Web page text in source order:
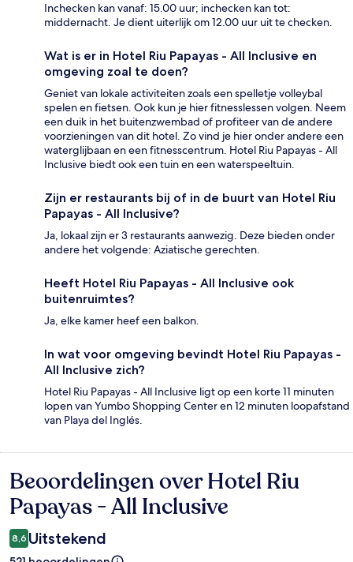
Inchecken kan vanaf: 15.00 uur; inchecken kan tot:
middernacht. Je dient uiterlijk om 12.00 uur uit te checken.
Wat is er in Hotel Riu Papayas - All Inclusive en
omgeving zoal te doen?
Geniet van lokale activiteiten zoals een spelletje volleybal
spelen en fietsen. Ook kun je hier fitnesslessen volgen. Neem
een duik in het buitenzwembad of profiteer van de andere
voorzieningen van dit hotel. Zo vind je hier onder andere een
waterglijbaan en een fitnesscentrum. Hotel Riu Papayas - All
Inclusive biedt ook een tuin en een waterspeeltuin.
Zijn er restaurants bij of in de buurt van Hotel Riu
Papayas - All Inclusive?
Ja, lokaal zijn er 3 restaurants aanwezig. Deze bieden onder
andere het volgende: Aziatische gerechten.
Heeft Hotel Riu Papayas - All Inclusive ook
buitenruimtes?
Ja, elke kamer heef een balkon.
In wat voor omgeving bevindt Hotel Riu Papayas -
All Inclusive zich?
Hotel Riu Papayas - All Inclusive ligt op een korte 11 minuten
lopen van Yumbo Shopping Center en 12 minuten loopafstand
van Playa del Inglés.
Beoordelingen
Beoordelingen over Hotel Riu
Papayas - All Inclusive
8,6 Uitstekend